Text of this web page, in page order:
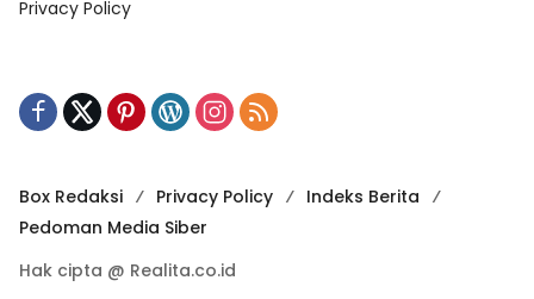
Privacy Policy
Box Redaksi Privacy Policy
Indeks Berita
Pedoman Media Siber
Hak cipta @ Realita.co.id